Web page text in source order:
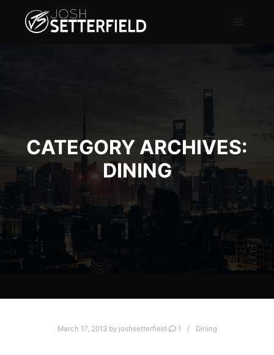
CATEGORY ARCHIVES:
DINING
March 17, 2013by joshsetterfield 1 Dining